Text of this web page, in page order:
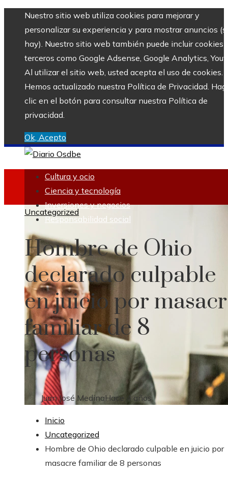
Nuestro sitio web utiliza cookies para mejorar y
personalizar su experiencia y para mostrar anuncios
hay). Nuestro sitio web también puede incluir cookies
terceros como Google Adsense, Google Analytics,
Al utilizar el sitio web, usted acepta el uso de cookies.
Hemos actualizado nuestra Política de Privacidad.
clic en el botón para consultar nuestra Política de
privacidad.
Ok, Acepto
Cultura y ocio
Ciencia y tecnología
Inversiones y negocios
Responsabilidad social
Uncategorized
Hombre de Ohio
declarado culpable
en juicio por
familiar de 8
personas
Juan José MedinaHace 4 años
Inicio
Uncategorized
Hombre de Ohio declarado culpable en juicio por
masacre familiar de 8 personas